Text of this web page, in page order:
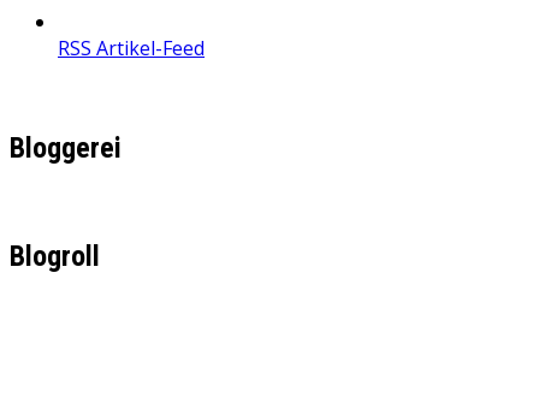
RSS Artikel-Feed
Bloggerei
Blogroll